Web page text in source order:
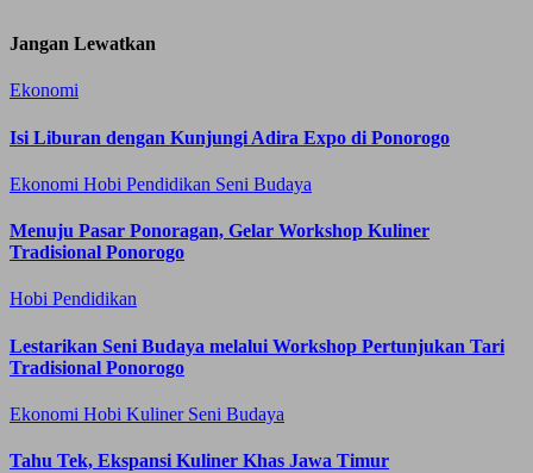
Jangan Lewatkan
Ekonomi
Isi Liburan dengan Kunjungi Adira Expo di Ponorogo
Ekonomi Hobi Pendidikan Seni Budaya
Menuju Pasar Ponoragan, Gelar Workshop Kuliner
Tradisional Ponorogo
Hobi Pendidikan
Lestarikan Seni Budaya melalui Workshop Pertunjukan Tari
Tradisional Ponorogo
Ekonomi Hobi Kuliner Seni Budaya
Tahu Tek, Ekspansi Kuliner Khas Jawa Timur